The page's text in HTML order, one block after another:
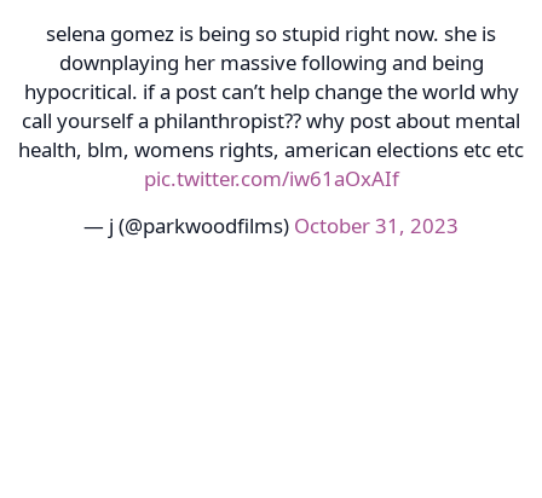
selena gomez is being so stupid right now. she is
downplaying her massive following and being
hypocritical. if a post can’t help change the world why
call yourself a philanthropist?? why post about mental
health, blm, womens rights, american elections etc etc
pic.twitter.com/iw61aOxAIf
— j (@parkwoodfilms) October 31, 2023